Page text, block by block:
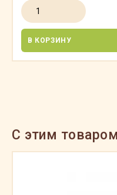
В КОРЗИНУ
C этим